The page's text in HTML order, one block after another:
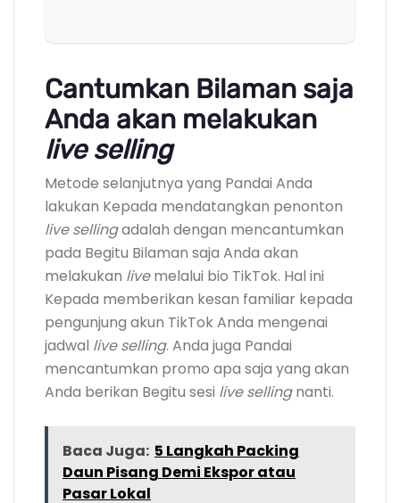
Cantumkan Bilaman saja
Anda akan melakukan
live selling
Metode selanjutnya yang Pandai Anda
lakukan Kepada mendatangkan penonton
live sellingadalah dengan mencantumkan
pada Begitu Bilaman saja Anda akan
melakukan livemelalui bio TikTok. Hal ini
Kepada memberikan kesan familiar kepada
pengunjung akun TikTok Anda mengenai
jadwal live selling. Anda juga Pandai
mencantumkan promo apa saja yang akan
Anda berikan Begitu sesi live sellingnanti.
Baca Juga: 5 Langkah Packing
Daun Pisang Demi Ekspor atau
Pasar Lokal